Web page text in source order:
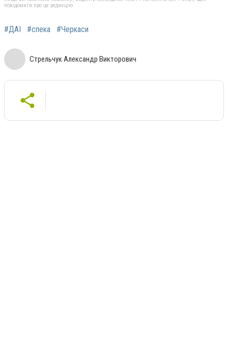
повідомити про це редакцію
#ДАІ #спека #Черкаси
Стрельчук Александр Викторович